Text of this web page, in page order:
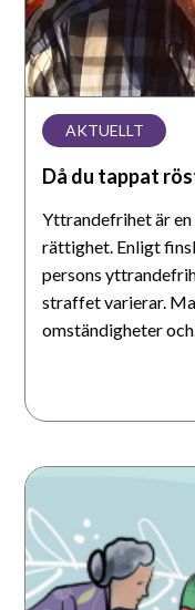
AKTUELLT
Då du tappat
Yttrandefrihet är
rättighet. Enligt
persons
straffet varierar.
omständigheter
Information
lätt
svenska